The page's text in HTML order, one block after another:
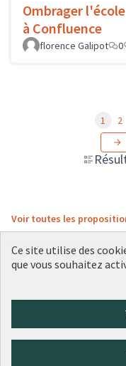
Ombrager
à Confluence
florence Galipot
0
1 2
Voir toutes les
(Lien externe)
(Lien externe)
(Lien externe)
(Lien(Lien
Ce site utilise des
que vous souhaitez